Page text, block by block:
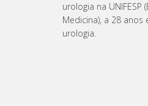
urologia na UNIFESP
Medicina), a 28 anos
urologia.